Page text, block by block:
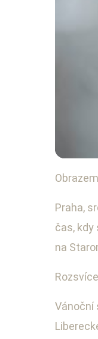
30. 11.
Praha,
čas,
na
Vánoční